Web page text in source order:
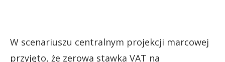
W scenariuszu centralnym projekcji marcowej
przyjęto, że zerowa stawka VAT na